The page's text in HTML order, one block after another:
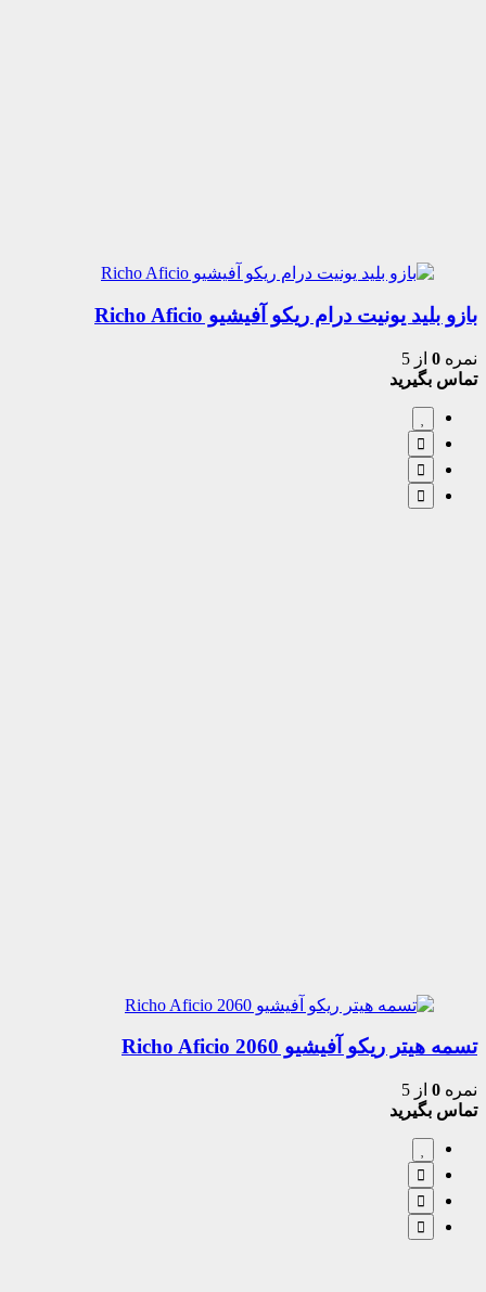
بازو بلید یونیت درام ریکو آفیشیو Richo Aficio
نمره 0 از 5
تماس بگیرید
تسمه هیتر ریکو آفیشیو 2060 Richo Aficio
نمره 0 از 5
تماس بگیرید